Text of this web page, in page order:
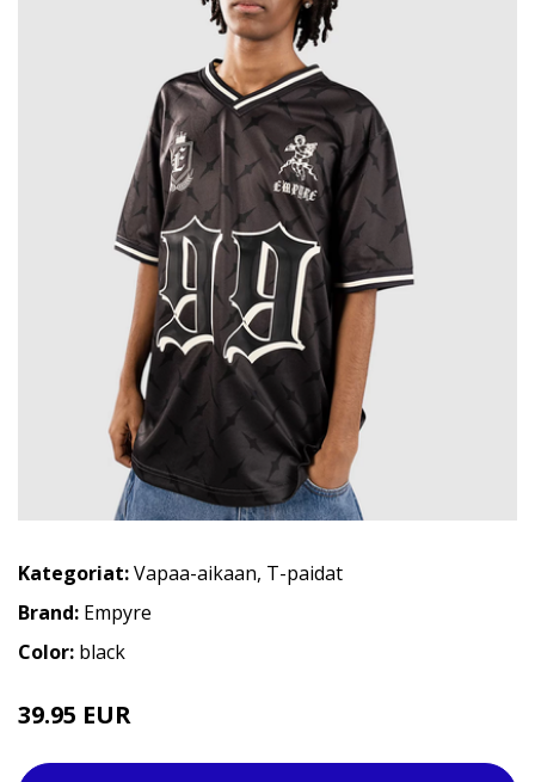
Kategoriat:Vapaa-aikaan, T-paidat
Brand: Empyre
Color: black
39.95 EUR